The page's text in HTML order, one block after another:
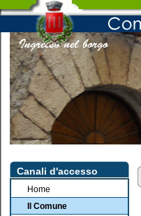
Canali d'accesso
Home
Il Comune